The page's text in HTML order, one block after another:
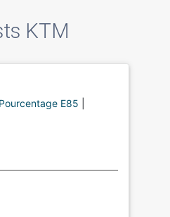
KTM
Pourcentage E85